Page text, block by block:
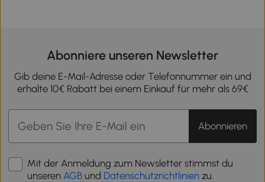
Abonniere unseren Newsletter
Gib deine E-Mail-Adresse oder Telefonnummer ein und
erhalte 10€ Rabatt bei einem Einkauf für mehr als 69€
Abonnieren
Mit der Anmeldung zum Newsletter stimmst du
unseren AGB und Datenschutzrichtlinien zu.